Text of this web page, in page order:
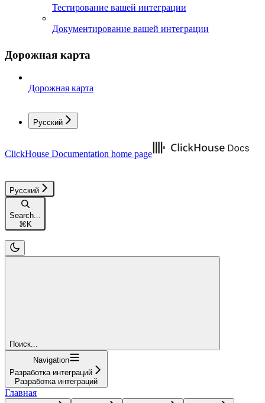
Тестирование вашей интеграции
Документирование вашей интеграции
Дорожная карта
Дорожная карта
Русский
ClickHouse Documentation home page
Русский
Search...
⌘ K
Поиск...
Navigation
Разработка интеграций
Разработка интеграций
Главная